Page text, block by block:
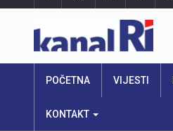
POČETNA VIJESTI
KONTAKT